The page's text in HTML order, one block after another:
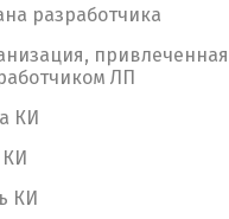
разработчика
привлеченная
ЛП
КИ
КИ
КИ